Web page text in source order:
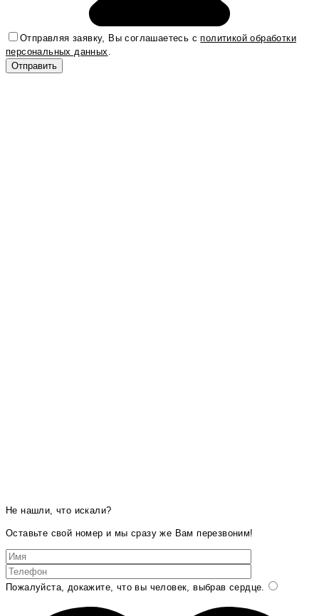
Отправляя заявку, Вы соглашаетесь сполитикой обработки
персональных данных.
Не нашли, что искали?
Оставьте свой номер и мы сразу же Вам перезвоним!
Пожалуйста, докажите, что вы человек, выбрав сердце.